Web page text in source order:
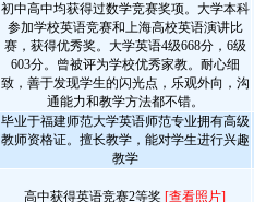
初中高中均获得过数学竞赛奖项。大学本科
参加学校英语竞赛和上海高校英语演讲比
赛，获得优秀奖。大学英语4级668分，6级
603分。曾被评为学校优秀家教。耐心细
致，善于发现学生的闪光点，乐观外向，沟
通能力和教学方法都不错。
毕业于福建师范大学英语师范专业拥有高级
教师资格证。擅长教学，能对学生进行兴趣
教学
高中获得英语竞赛2等奖 [查看照片]